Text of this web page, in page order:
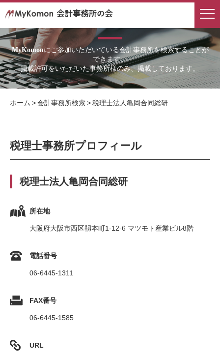
MyKomonにご参加いただいている会計事務所を検索することが
できます。
掲載許可をいただいた事務所様のみ、掲載しております。
ホーム >会計事務所検索>税理士法人亀岡合同総研
税理士事務所プロフィール
税理士法人亀岡合同総研
所在地
大阪府大阪市西区靱本町1-12-6 マツモト産業ビル8階
電話番号
06-6445-1311
FAX番号
06-6445-1585
URL